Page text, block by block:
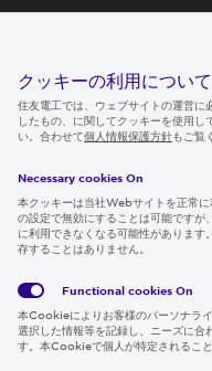
ニュースルーム
IR情報
採用情報
Global
サイ
クッキーの利用について
住友電工では、ウェブサイトの運営に
したもの、に関してクッキーを使用し
い。合わせて個人情報保護方針もご覧
Necessary cookies On
本クッキーは当社Webサイトを正常
の設定で無効にすることは可能です
に利用できなくなる可能性があります
存することはありません。
Functional cookies On
本Cookieによりお客様のパーソナラ
選択した情報等を記録し、ニーズに
す。本Cookieで個人が特定されること